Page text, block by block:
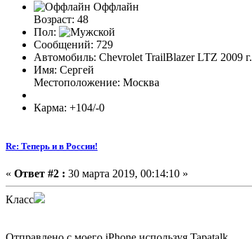
Оффлайн
Возраст: 48
Пол:
Сообщений: 729
Автомобиль: Chevrolet TrailBlazer LTZ 2009 г.
Имя: Сергей
Местоположение: Москва
Карма: +104/-0
Re: Теперь и в России!
« Ответ #2 : 30 марта 2019, 00:14:10 »
Класс